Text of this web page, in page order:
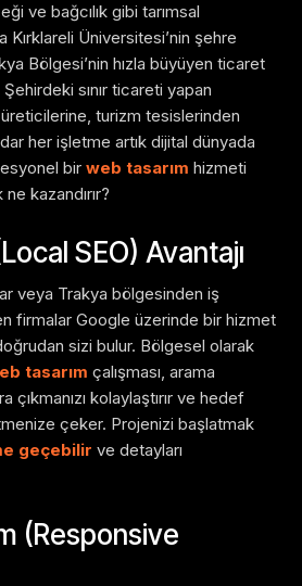
ve bağcılık gibi tarımsal
Kırklareli Üniversitesi’nin şehre
Bölgesi’nin hızla büyüyen ticaret
sınır ticareti yapan
turizm tesislerinden
her işletme artık dijital dünyada
bir web tasarım hizmeti
kazandırır?
SEO) Avantajı
veya Trakya bölgesinden iş
firmalar Google üzerinde bir hizmet
sizi bulur. Bölgesel olarak
tasarım çalışması, arama
çıkmanızı kolaylaştırır ve hedef
çeker. Projenizi başlatmak
geçebilir ve detayları
(Responsive